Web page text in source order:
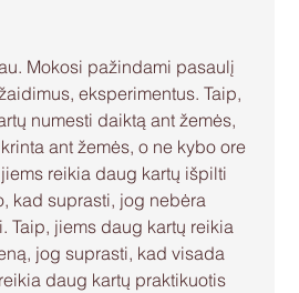
Mokosi pažindami pasaulį
eksperimentus. Taip,
numesti daiktą ant žemės,
ant žemės, o ne kybo ore
reikia daug kartų išpilti
kad suprasti, jog nebėra
Taip, jiems daug kartų reikia
jog suprasti, kad visada
daug kartų praktikuotis